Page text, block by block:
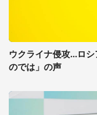
ウクライナ侵攻...ロ
のでは」の声